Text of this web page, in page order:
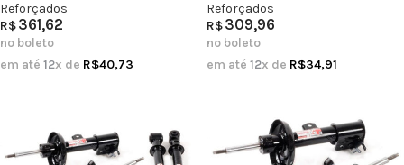
Reforçados
R$361,62
no boleto
em até 12x de R$40,73
Reforçados
R$309,96
no boleto
em até 12x de R$34,91